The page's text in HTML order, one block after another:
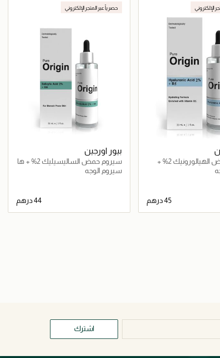
الإلكتروني
سيروم حمض الهيالورونيك 2% +
⁦45⁩ درهم
حصرياً عبر المتجر الإلكتروني
بيور اورجين
سيروم حمض الساليسيليك 2% + ها
سيروم الوجه
اشترك